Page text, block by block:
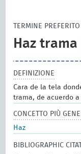
TERMINE PREFERITO
Haz trama
DEFINIZIONE
Cara de la tela
trama, de acuerdo
CONCETTO PIÙ
Haz
BIBLIOGRAPHIC